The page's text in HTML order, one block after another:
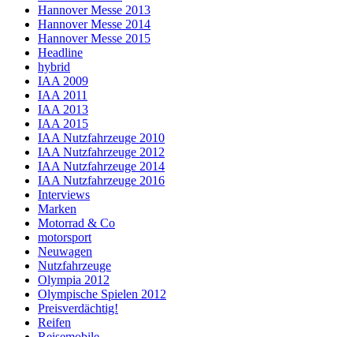
Hannover Messe 2013
Hannover Messe 2014
Hannover Messe 2015
Headline
hybrid
IAA 2009
IAA 2011
IAA 2013
IAA 2015
IAA Nutzfahrzeuge 2010
IAA Nutzfahrzeuge 2012
IAA Nutzfahrzeuge 2014
IAA Nutzfahrzeuge 2016
Interviews
Marken
Motorrad & Co
motorsport
Neuwagen
Nutzfahrzeuge
Olympia 2012
Olympische Spielen 2012
Preisverdächtig!
Reifen